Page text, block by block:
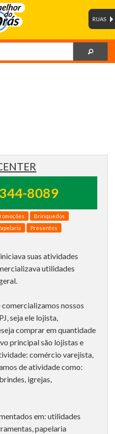
RUAS
8089
Brinquedos
Presentes
suas atividades
utilidades
nossos
seja ele lojista,
comprar em quantidade
principal são lojistas e
comércio varejista,
de atividade como:
igrejas,
em: utilidades
papelaria